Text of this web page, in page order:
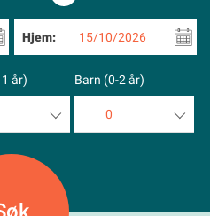
Hjem: 15/10/2026
år) Barn (0-2 år)
0